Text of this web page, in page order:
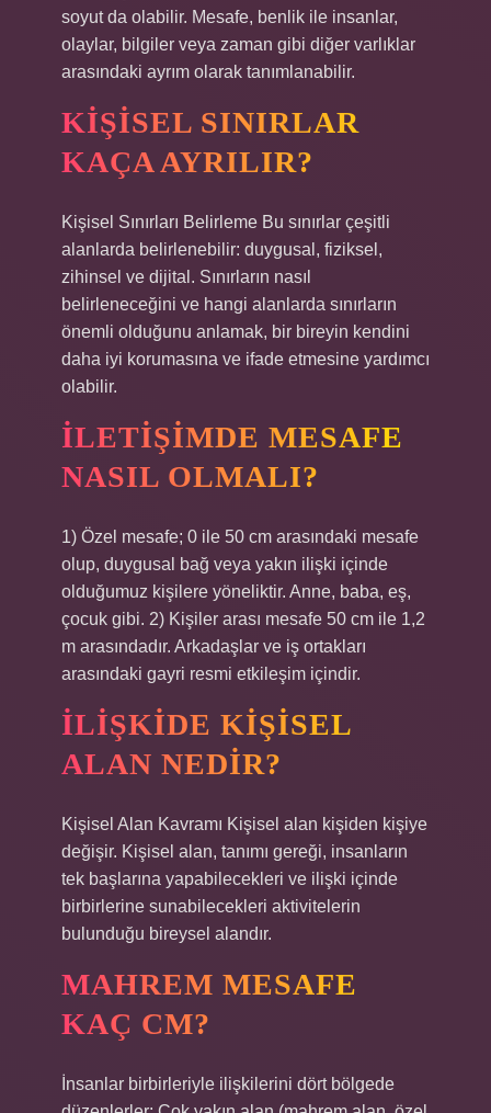
soyut da olabilir. Mesafe, benlik ile insanlar,
olaylar, bilgiler veya zaman gibi diğer varlıklar
arasındaki ayrım olarak tanımlanabilir.
KIŞISEL SINIRLAR
KAÇA AYRILIR?
Kişisel Sınırları Belirleme Bu sınırlar çeşitli
alanlarda belirlenebilir: duygusal, fiziksel,
zihinsel ve dijital. Sınırların nasıl
belirleneceğini ve hangi alanlarda sınırların
önemli olduğunu anlamak, bir bireyin kendini
daha iyi korumasına ve ifade etmesine yardımcı
olabilir.
İLETIŞIMDE MESAFE
NASIL OLMALI?
1) Özel mesafe; 0 ile 50 cm arasındaki mesafe
olup, duygusal bağ veya yakın ilişki içinde
olduğumuz kişilere yöneliktir. Anne, baba, eş,
çocuk gibi. 2) Kişiler arası mesafe 50 cm ile 1,2
m arasındadır. Arkadaşlar ve iş ortakları
arasındaki gayri resmi etkileşim içindir.
İLIŞKIDE KIŞISEL
ALAN NEDIR?
Kişisel Alan Kavramı Kişisel alan kişiden kişiye
değişir. Kişisel alan, tanımı gereği, insanların
tek başlarına yapabilecekleri ve ilişki içinde
birbirlerine sunabilecekleri aktivitelerin
bulunduğu bireysel alandır.
MAHREM MESAFE
KAÇ CM?
İnsanlar birbirleriyle ilişkilerini dört bölgede